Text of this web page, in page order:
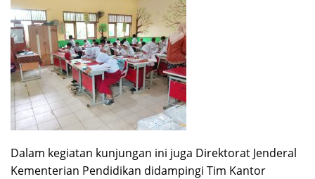
Dalam kegiatan kunjungan ini juga Direktorat Jenderal
Kementerian Pendidikan didampingi Tim Kantor